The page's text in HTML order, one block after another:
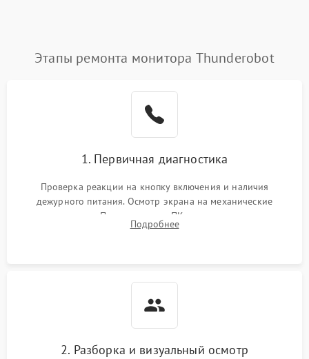
Этапы ремонта монитора Thunderobot
1. Первичная диагностика
Проверка реакции на кнопку включения и наличия
дежурного питания. Осмотр экрана на механические
повреждения. Подключение к ПК для оценки вывода
изображения, работы подсветки и выявления артефактов на
Подробнее
2. Разборка и визуальный осмотр